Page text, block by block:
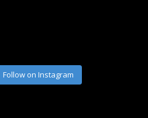
Follow on Instagram